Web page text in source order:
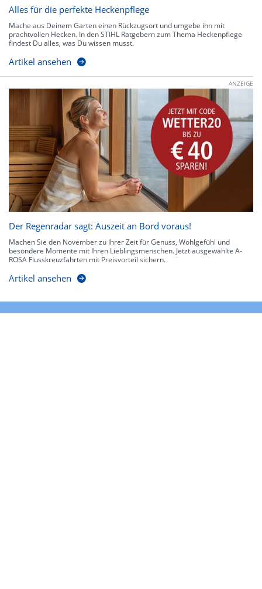
Alles für die perfekte Heckenpflege
Mache aus Deinem Garten einen Rückzugsort und umgebe ihn mit
prachtvollen Hecken. In den STIHL Ratgebern zum Thema Heckenpflege
findest Du alles, was Du wissen musst.
Artikel ansehen
ANZEIGE
Der Regenradar sagt: Auszeit an Bord voraus!
Machen Sie den November zu Ihrer Zeit für Genuss, Wohlgefühl und
besondere Momente mit Ihren Lieblingsmenschen. Jetzt ausgewählte A-
ROSA Flusskreuzfahrten mit Preisvorteil sichern.
Artikel ansehen